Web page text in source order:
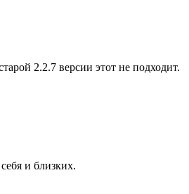
2.2.7 версии этот не подходит.
и близких.